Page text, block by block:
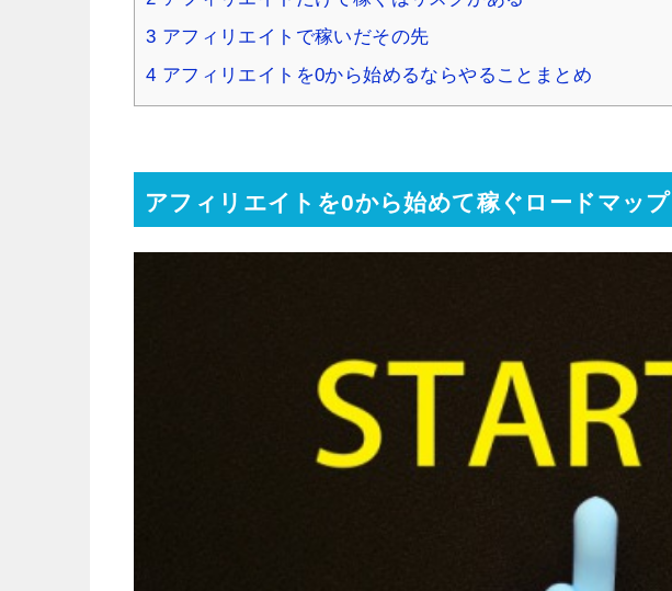
3 アフィリエイトで稼いだその先
4 アフィリエイトを0から始めるならやることまとめ
アフィリエイトを0から始めて稼ぐロードマップ